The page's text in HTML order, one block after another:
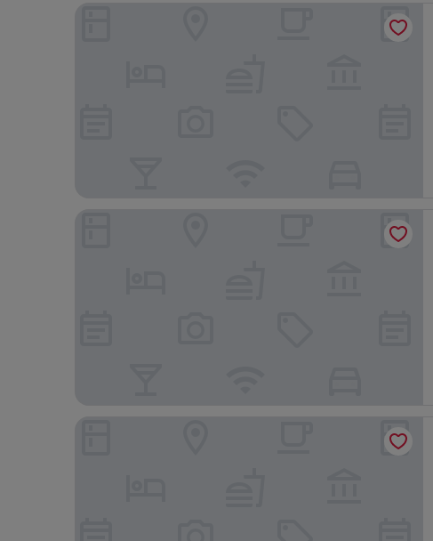
Ibis Canoas Shopping
Novotel Porto Alegre Airport